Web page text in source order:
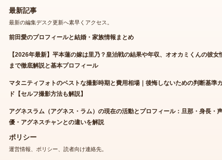
最新記事
最新の編集デスク更新へ素早くアクセス。
前田愛のプロフィールと結婚・家族情報まとめ
【2026年最新】平本蓮の嫁は里乃？皇治戦の結果や年収、オオカミくんの彼女
まで徹底解説と基本プロフィール
マタニティフォトのベストな撮影時期と費用相場｜後悔しないための判断基準
ド【セルフ撮影方法も解説】
アグネスラム（アグネス・ラム）の現在の活動とプロフィール：旦那・身長・
優・アグネスチャンとの違いを解説
ポリシー
運営情報、ポリシー、読者向け連絡先。